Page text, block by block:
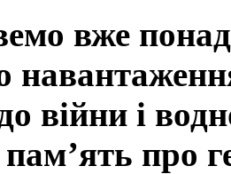
вже понад
війни і
про